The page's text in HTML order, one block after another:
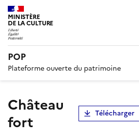
MINISTÈRE
DE LA CULTURE
POP
Plateforme ouverte du patrimoine
château
fort
Télécharger